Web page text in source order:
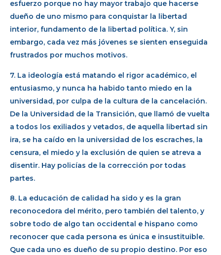
esfuerzo porque no hay mayor trabajo que hacerse
dueño de uno mismo para conquistar la libertad
interior, fundamento de la libertad política. Y, sin
embargo, cada vez más jóvenes se sienten enseguida
frustrados por muchos motivos.
7. La ideología está matando el rigor académico, el
entusiasmo, y nunca ha habido tanto miedo en la
universidad, por culpa de la cultura de la cancelación.
De la Universidad de la Transición, que llamó de vuelta
a todos los exiliados y vetados, de aquella libertad sin
ira, se ha caído en la universidad de los escraches, la
censura, el miedo y la exclusión de quien se atreva a
disentir. Hay policías de la corrección por todas
partes.
8. La educación de calidad ha sido y es la gran
reconocedora del mérito, pero también del talento, y
sobre todo de algo tan occidental e hispano como
reconocer que cada persona es única e insustituible.
Que cada uno es dueño de su propio destino. Por eso